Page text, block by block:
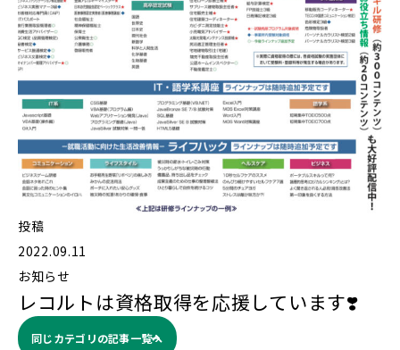
投稿
2022.09.11
お知らせ
レコルトは資格取得を応援しています❣️
同じカテゴリの記事⼀覧へ